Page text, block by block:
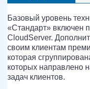
Базовый уровень
«Стандарт» включен
CloudServer.
своим клиентам
которая
которых направлено
задач клиентов.